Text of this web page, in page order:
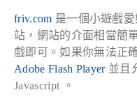
friv.com 是一個小遊戲
站，網站的介面相當簡
戲即可。如果你無法正
Adobe Flash Player並且
Javascript 。